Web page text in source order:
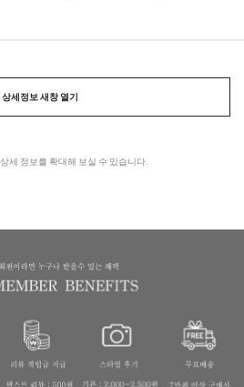
상세정보 새창 열기
상세 정보를 확대해 보실 수 있습니다.